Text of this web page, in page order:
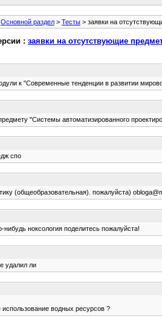
Основной раздел > Тесты > заявки на
: заявки на отсутствующие
к "Современные тенденции в развитии
"Системы автоматизированного
спо
(общеобразовательная). пожалуйста)
нибудь ноксология поделитесь пожалуйста!
удалил ли
использование водных ресурсов ?